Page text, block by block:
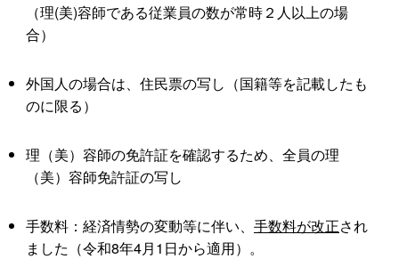
（理(美)容師である従業員の数が常時２人以上の場
合）
外国人の場合は、住民票の写し（国籍等を記載したも
のに限る）
理（美）容師の免許証を確認するため、全員の理
（美）容師免許証の写し
手数料：経済情勢の変動等に伴い、 手数料が改正され
ました（令和8年4月1日から適用）。